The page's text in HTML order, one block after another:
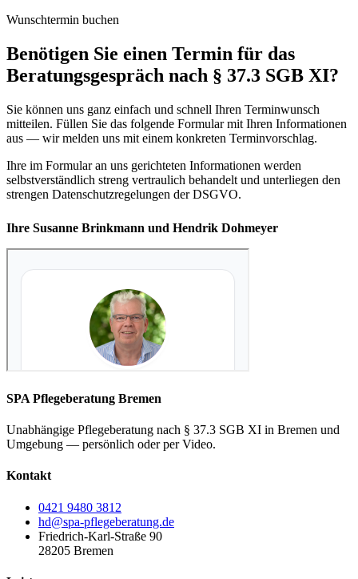
Wunschtermin buchen
Benötigen Sie einen Termin für das
Beratungsgespräch nach § 37.3 SGB XI?
Sie können uns ganz einfach und schnell Ihren Terminwunsch
mitteilen. Füllen Sie das folgende Formular mit Ihren Informationen
aus — wir melden uns mit einem konkreten Terminvorschlag.
Ihre im Formular an uns gerichteten Informationen werden
selbstverständlich streng vertraulich behandelt und unterliegen den
strengen Datenschutzregelungen der DSGVO.
Ihre Susanne Brinkmann und Hendrik Dohmeyer
SPA Pflegeberatung Bremen
Unabhängige Pflegeberatung nach § 37.3 SGB XI in Bremen und
Umgebung — persönlich oder per Video.
Kontakt
0421 9480 3812
hd@spa-pflegeberatung.de
Friedrich-Karl-Straße 90
28205 Bremen